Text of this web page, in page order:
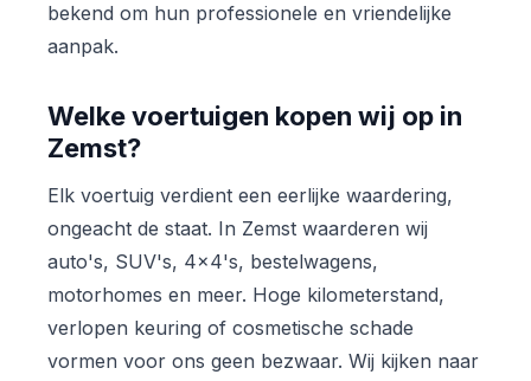
bekend om hun professionele en vriendelijke
aanpak.
Welke voertuigen kopen wij op in
Zemst?
Elk voertuig verdient een eerlijke waardering,
ongeacht de staat. In Zemst waarderen wij
auto's, SUV's, 4x4's, bestelwagens,
motorhomes en meer. Hoge kilometerstand,
verlopen keuring of cosmetische schade
vormen voor ons geen bezwaar. Wij kijken naar